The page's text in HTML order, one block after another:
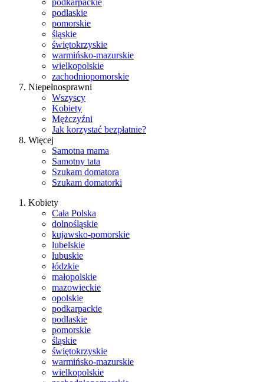
podkarpackie
podlaskie
pomorskie
śląskie
świętokrzyskie
warmińsko-mazurskie
wielkopolskie
zachodniopomorskie
Niepełnosprawni
Wszyscy
Kobiety
Mężczyźni
Jak korzystać bezpłatnie?
Więcej
Samotna mama
Samotny tata
Szukam domatora
Szukam domatorki
Kobiety
Cała Polska
dolnośląskie
kujawsko-pomorskie
lubelskie
lubuskie
łódzkie
małopolskie
mazowieckie
opolskie
podkarpackie
podlaskie
pomorskie
śląskie
świętokrzyskie
warmińsko-mazurskie
wielkopolskie